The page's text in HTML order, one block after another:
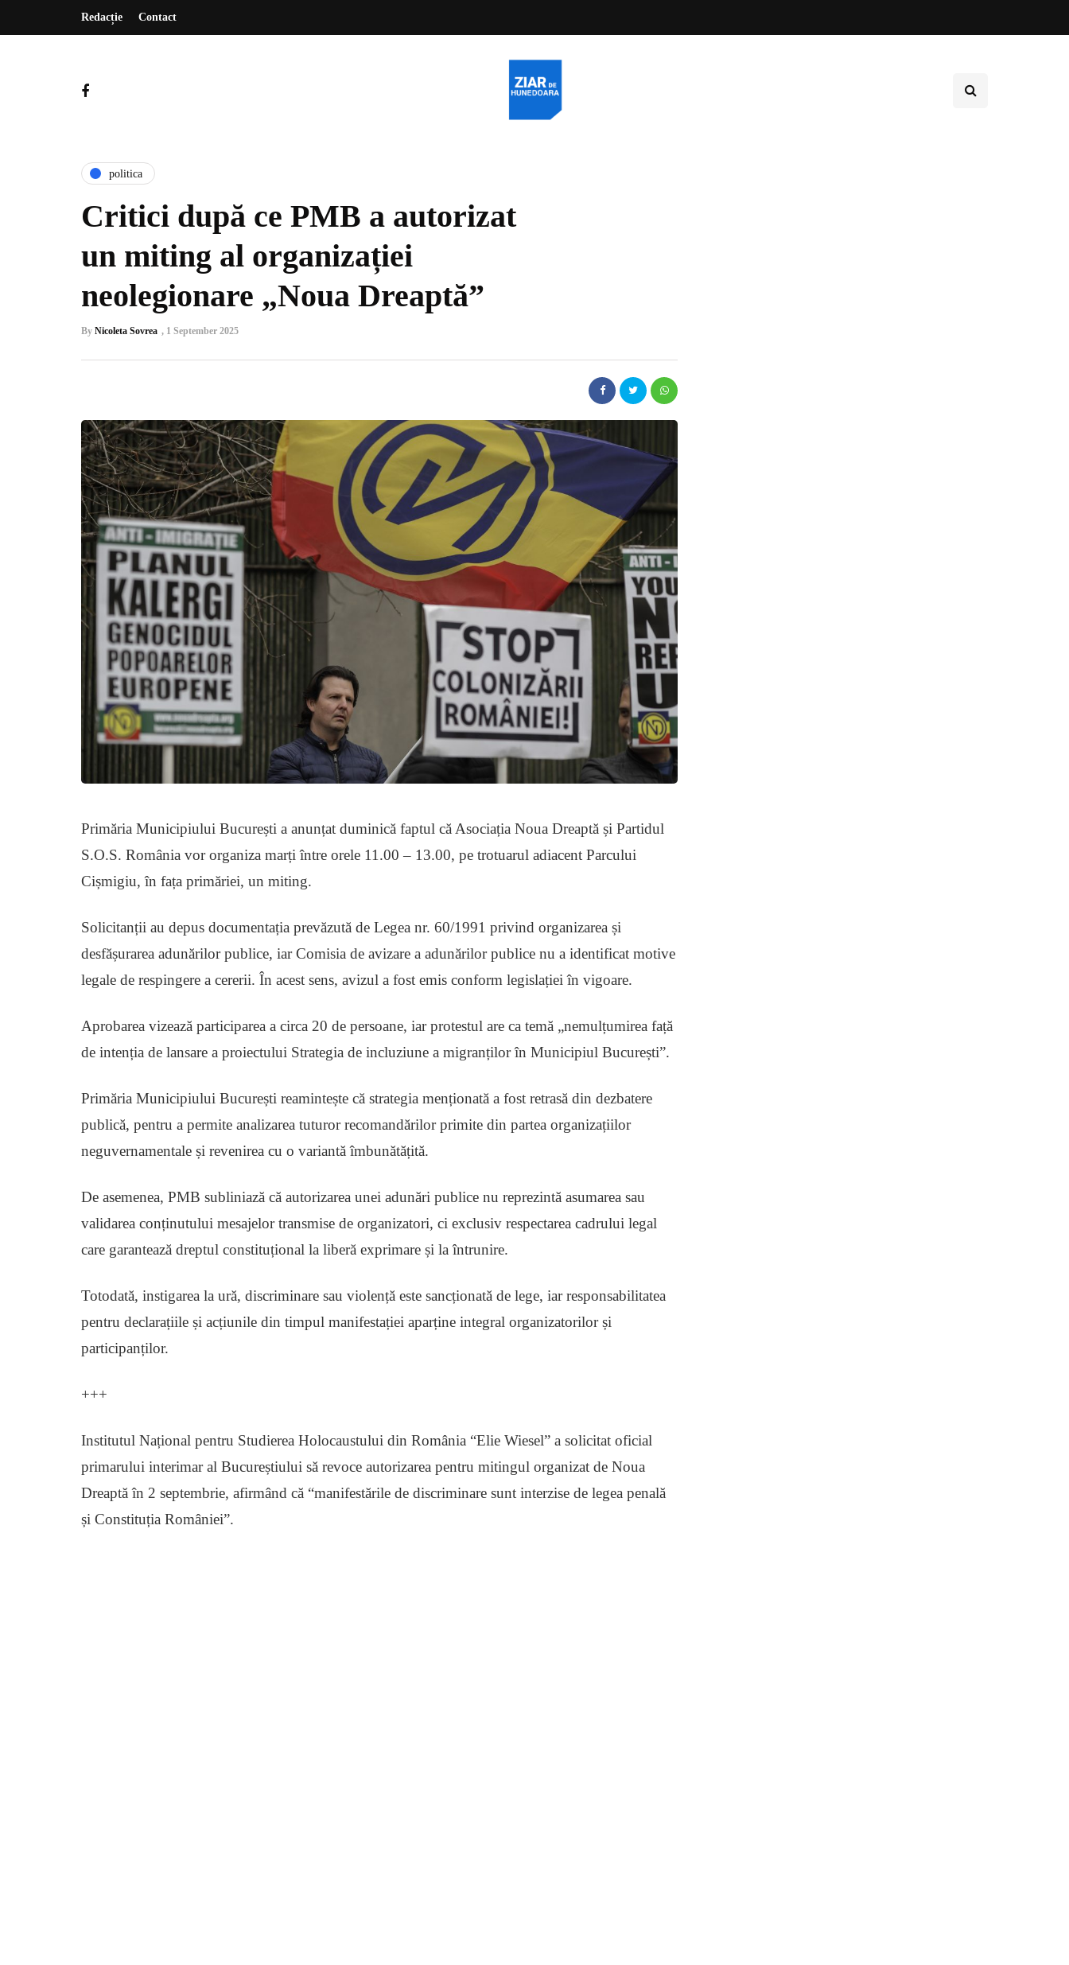
Redacție Contact
politica
Critici după ce PMB a autorizat
un miting al organizației
neolegionare „Noua Dreaptă”
By Nicoleta Sovrea , 1 September 2025
Primăria Municipiului București a anunțat duminică faptul că Asociația Noua Dreaptă și Partidul
S.O.S. România vor organiza marți între orele 11.00 – 13.00, pe trotuarul adiacent Parcului
Cișmigiu, în fața primăriei, un miting.
Solicitanții au depus documentația prevăzută de Legea nr. 60/1991 privind organizarea și
desfășurarea adunărilor publice, iar Comisia de avizare a adunărilor publice nu a identificat motive
legale de respingere a cererii. În acest sens, avizul a fost emis conform legislației în vigoare.
Aprobarea vizează participarea a circa 20 de persoane, iar protestul are ca temă „nemulțumirea față
de intenția de lansare a proiectului Strategia de incluziune a migranților în Municipiul București”.
Primăria Municipiului București reamintește că strategia menționată a fost retrasă din dezbatere
publică, pentru a permite analizarea tuturor recomandărilor primite din partea organizațiilor
neguvernamentale și revenirea cu o variantă îmbunătățită.
De asemenea, PMB subliniază că autorizarea unei adunări publice nu reprezintă asumarea sau
validarea conținutului mesajelor transmise de organizatori, ci exclusiv respectarea cadrului legal
care garantează dreptul constituțional la liberă exprimare și la întrunire.
Totodată, instigarea la ură, discriminare sau violență este sancționată de lege, iar responsabilitatea
pentru declarațiile și acțiunile din timpul manifestației aparține integral organizatorilor și
participanților.
+++
Institutul Național pentru Studierea Holocaustului din România “Elie Wiesel” a solicitat oficial
primarului interimar al Bucureștiului să revoce autorizarea pentru mitingul organizat de Noua
Dreaptă în 2 septembrie, afirmând că “manifestările de discriminare sunt interzise de legea penală
și Constituția României”.